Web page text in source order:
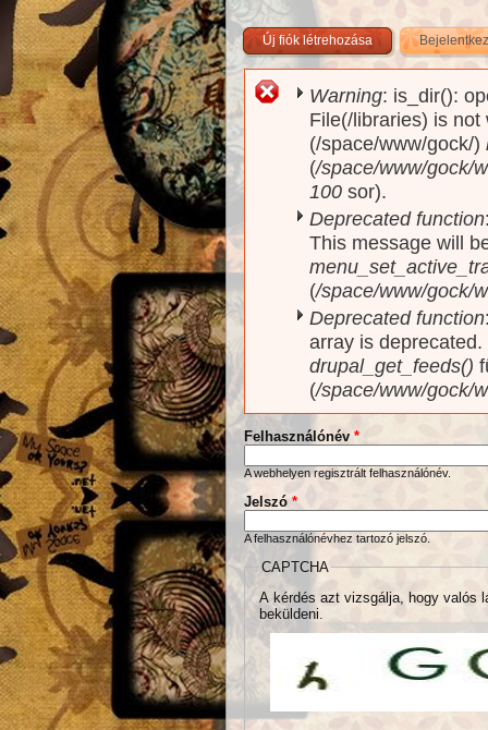
Új fiók létrehozása
Hibaüzenet
Warning: is_dir():
File(/libraries) is
(/space/www/gock/)
(/space/www/gock/
100 sor).
Deprecated function
This message will
(/space/www/gock/
Deprecated function
array is
drupal_get_feeds()
(/space/www/gock/
Felhasználónév *
A webhelyen regisztrált felhasználónév.
Jelszó *
A felhasználónévhez tartozó jelszó.
CAPTCHA
A kérdés azt vizsgálja, hogy valós
beküldeni.